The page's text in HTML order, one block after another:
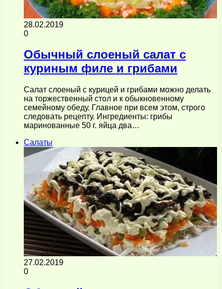
28.02.2019
0
Обычный слоеный салат с
куриным филе и грибами
Салат слоеный с курицей и грибами можно делать
на торжественный стол и к обыкновенному
семейному обеду. Главное при всем этом, строго
следовать рецепту. Ингредиенты: грибы
маринованные 50 г. яйца два…
Салаты
27.02.2019
0